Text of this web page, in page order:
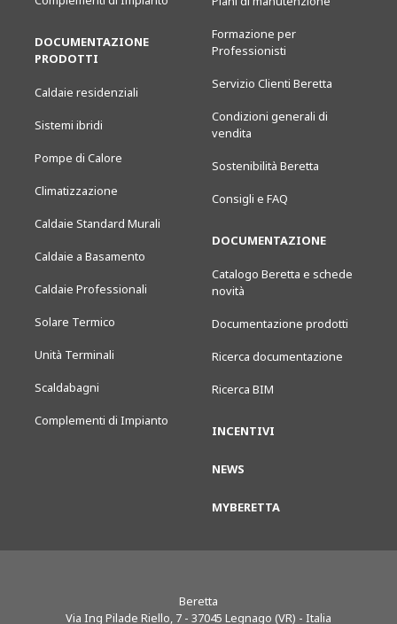
DOCUMENTAZIONE
PRODOTTI
Caldaie residenziali
Sistemi ibridi
Pompe di Calore
Climatizzazione
Caldaie Standard Murali
Caldaie a Basamento
Caldaie Professionali
Solare Termico
Unità Terminali
Scaldabagni
Complementi di Impianto
Formazione per
Professionisti
Servizio Clienti Beretta
Condizioni generali di
vendita
Sostenibilità Beretta
Consigli e FAQ
DOCUMENTAZIONE
Catalogo Beretta e schede
novità
Documentazione prodotti
Ricerca documentazione
Ricerca BIM
INCENTIVI
NEWS
MYBERETTA
Beretta
Via Ing Pilade Riello, 7 - 37045 Legnago (VR) - Italia